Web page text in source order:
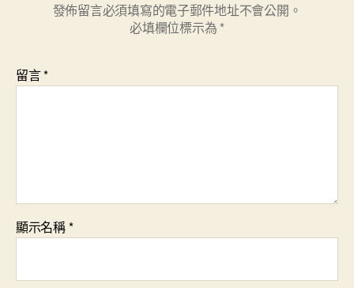
發佈留言必須填寫的電子郵件地址不會公開。
必填欄位標示為 *
留言*
顯示名稱*